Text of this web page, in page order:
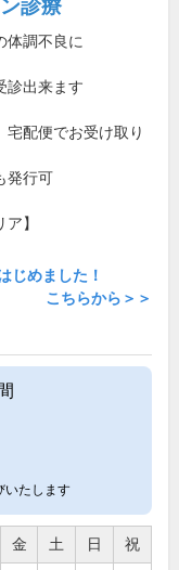
診療
体調不良に
診出来ます
宅配便でお受け取り
発行可
】
じめました！
こちらから＞＞
いたします
金 土 日 祝